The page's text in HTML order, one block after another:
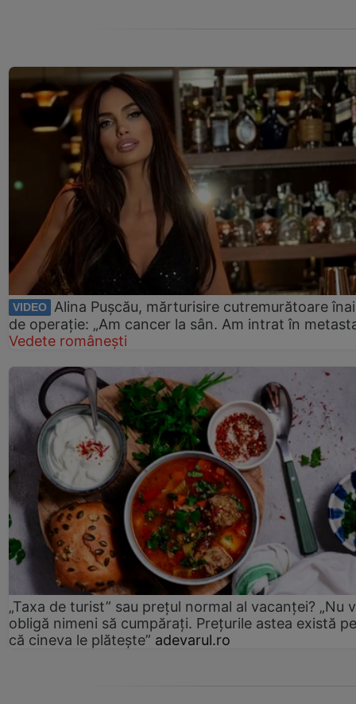
VIDEO
Alina Pușcău, mărturisire cutremurătoare
de operație: „Am cancer la sân. Am intrat în
Vedete românești
„Taxa de turist” sau prețul normal al vacanței? „Nu
obligă nimeni să cumpărați. Prețurile astea există
că cineva le plătește” adevarul.ro